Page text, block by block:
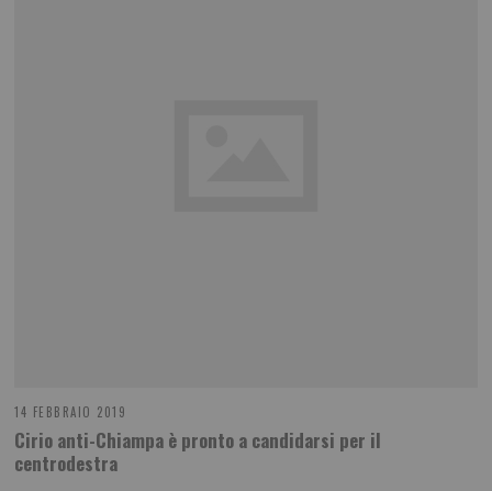
14 FEBBRAIO 2019
Cirio anti-Chiampa è pronto a candidarsi per il
centrodestra